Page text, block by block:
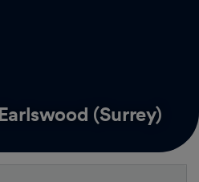
(Surrey)